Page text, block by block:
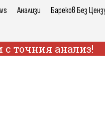
Анализи Бареков Без
точния анализ!